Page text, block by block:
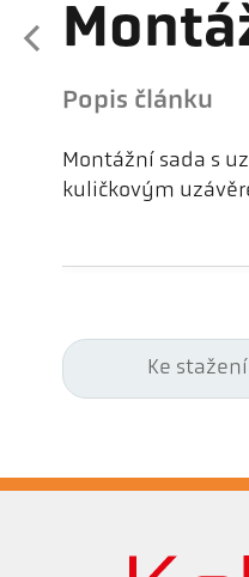
Popis článku
Montážní sada s
kuličkovým
Ke stažení